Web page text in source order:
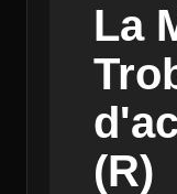
La
(R)